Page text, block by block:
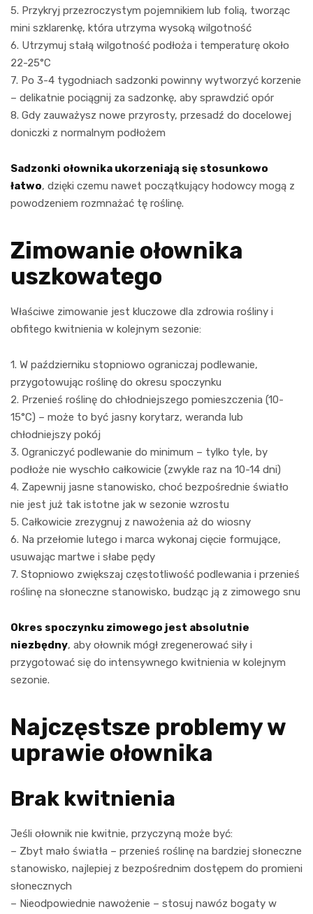
5. Przykryj przezroczystym pojemnikiem lub folią, tworząc
mini szklarenkę, która utrzyma wysoką wilgotność
6. Utrzymuj stałą wilgotność podłoża i temperaturę około
22-25°C
7. Po 3-4 tygodniach sadzonki powinny wytworzyć korzenie
– delikatnie pociągnij za sadzonkę, aby sprawdzić opór
8. Gdy zauważysz nowe przyrosty, przesadź do docelowej
doniczki z normalnym podłożem
Sadzonki ołownika ukorzeniają się stosunkowo
łatwo, dzięki czemu nawet początkujący hodowcy mogą z
powodzeniem rozmnażać tę roślinę.
Zimowanie ołownika
uszkowatego
Właściwe zimowanie jest kluczowe dla zdrowia rośliny i
obfitego kwitnienia w kolejnym sezonie:
1. W październiku stopniowo ograniczaj podlewanie,
przygotowując roślinę do okresu spoczynku
2. Przenieś roślinę do chłodniejszego pomieszczenia (10-
15°C) – może to być jasny korytarz, weranda lub
chłodniejszy pokój
3. Ograniczyć podlewanie do minimum – tylko tyle, by
podłoże nie wyschło całkowicie (zwykle raz na 10-14 dni)
4. Zapewnij jasne stanowisko, choć bezpośrednie światło
nie jest już tak istotne jak w sezonie wzrostu
5. Całkowicie zrezygnuj z nawożenia aż do wiosny
6. Na przełomie lutego i marca wykonaj cięcie formujące,
usuwając martwe i słabe pędy
7. Stopniowo zwiększaj częstotliwość podlewania i przenieś
roślinę na słoneczne stanowisko, budząc ją z zimowego snu
Okres spoczynku zimowego jest absolutnie
niezbędny, aby ołownik mógł zregenerować siły i
przygotować się do intensywnego kwitnienia w kolejnym
sezonie.
Najczęstsze problemy w
uprawie ołownika
Brak kwitnienia
Jeśli ołownik nie kwitnie, przyczyną może być:
– Zbyt mało światła – przenieś roślinę na bardziej słoneczne
stanowisko, najlepiej z bezpośrednim dostępem do promieni
słonecznych
– Nieodpowiednie nawożenie – stosuj nawóz bogaty w